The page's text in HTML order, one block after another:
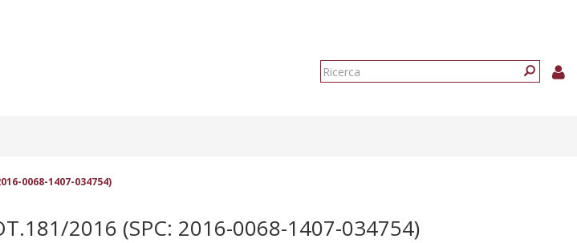
Form
0068-1407-034754)
2016 (SPC: 2016-0068-1407-034754)